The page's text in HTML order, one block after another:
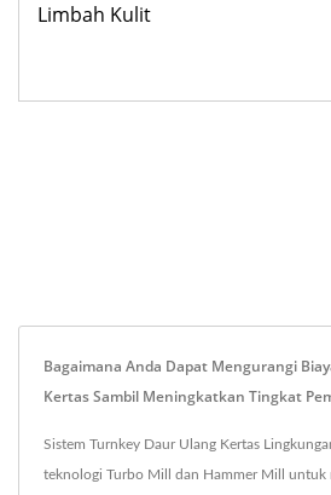
Limbah Kulit
Bagaimana Anda Dapat Mengurangi
Kertas Sambil Meningkatkan Tingkat
Sistem Turnkey Daur Ulang Kertas
teknologi Turbo Mill dan Hammer Mill untuk